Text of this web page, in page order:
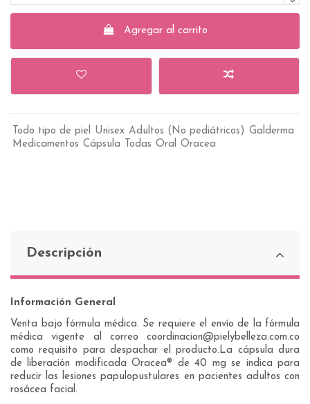
Agregar al carrito
Todo tipo de piel Unisex Adultos (No pediátricos) Galderma
Medicamentos Cápsula Todas Oral Oracea
Descripción
Información General
Venta bajo fórmula médica. Se requiere el envío de la fórmula
médica vigente al correo coordinacion@pielybelleza.com.co
como requisito para despachar el producto.La cápsula dura
de liberación modificada Oracea® de 40 mg se indica para
reducir las lesiones papulopustulares en pacientes adultos con
rosácea facial.